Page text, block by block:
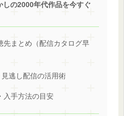
しの2000年代作品を今すぐ
先まとめ（配信カタログ早
逃し配信の活用術
入手方法の目安